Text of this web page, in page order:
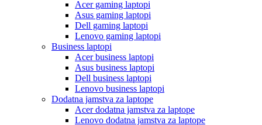
Acer gaming laptopi
Asus gaming laptopi
Dell gaming laptopi
Lenovo gaming laptopi
Business laptopi
Acer business laptopi
Asus business laptopi
Dell business laptopi
Lenovo business laptopi
Dodatna jamstva za laptope
Acer dodatna jamstva za laptope
Lenovo dodatna jamstva za laptope